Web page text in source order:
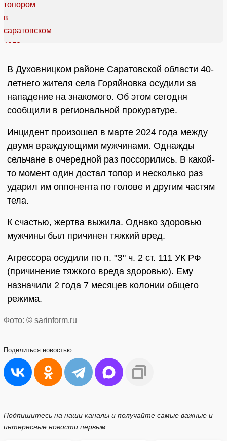
В Духовницком районе Саратовской области 40-
летнего жителя села Горяйновка осудили за
нападение на знакомого. Об этом сегодня
сообщили в региональной прокуратуре.
Инцидент произошел в марте 2024 года между
двумя враждующими мужчинами. Однажды
сельчане в очередной раз поссорились. В какой-
то момент один достал топор и несколько раз
ударил им оппонента по голове и другим частям
тела.
К счастью, жертва выжила. Однако здоровью
мужчины был причинен тяжкий вред.
Агрессора осудили по п. "З" ч. 2 ст. 111 УК РФ
(причинение тяжкого вреда здоровью). Ему
назначили 2 года 7 месяцев колонии общего
режима.
Фото: © sarinform.ru
Поделиться новостью:
Подпишитесь на наши каналы и получайте самые важные и
интересные новости первым